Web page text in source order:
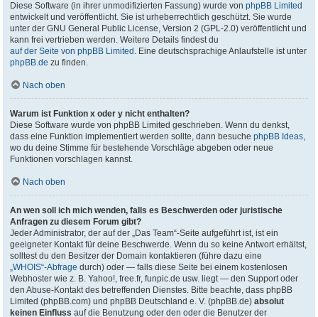
Diese Software (in ihrer unmodifizierten Fassung) wurde vonphpBB Limited
entwickelt und veröffentlicht. Sie ist urheberrechtlich geschützt. Sie wurde
unter der GNU General Public License, Version 2 (GPL-2.0) veröffentlicht und
kann frei vertrieben werden. Weitere Details findest du
auf der Seite von phpBB Limited . Eine deutschsprachige Anlaufstelle ist unter
phpBB.de zu finden.
Nach oben
Warum ist Funktion x oder y nicht enthalten?
Diese Software wurde von phpBB Limited geschrieben. Wenn du denkst,
dass eine Funktion implementiert werden sollte, dann besuchephpBB Ideas,
wo du deine Stimme für bestehende Vorschläge abgeben oder neue
Funktionen vorschlagen kannst.
Nach oben
An wen soll ich mich wenden, falls es Beschwerden oder juristische
Anfragen zu diesem Forum gibt?
Jeder Administrator, der auf der „Das Team“-Seite aufgeführt ist, ist ein
geeigneter Kontakt für deine Beschwerde. Wenn du so keine Antwort erhältst,
solltest du den Besitzer der Domain kontaktieren (führe dazu eine
„WHOIS“-Abfrage durch) oder — falls diese Seite bei einem kostenlosen
Webhoster wie z. B. Yahoo!, free.fr, funpic.de usw. liegt — den Support oder
den Abuse-Kontakt des betreffenden Dienstes. Bitte beachte, dass phpBB
Limited (phpBB.com) und phpBB Deutschland e. V. (phpBB.de)absolut
keinen Einfluss auf die Benutzung oder den oder die Benutzer der